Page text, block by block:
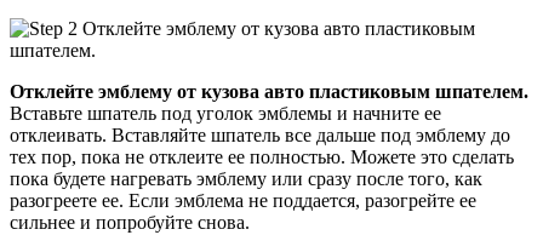
Отклейте эмблему от кузова авто пластиковым шпателем.
Вставьте шпатель под уголок эмблемы и начните ее
отклеивать. Вставляйте шпатель все дальше под эмблему до
тех пор, пока не отклеите ее полностью. Можете это сделать
пока будете нагревать эмблему или сразу после того, как
разогреете ее. Если эмблема не поддается, разогрейте ее
сильнее и попробуйте снова.